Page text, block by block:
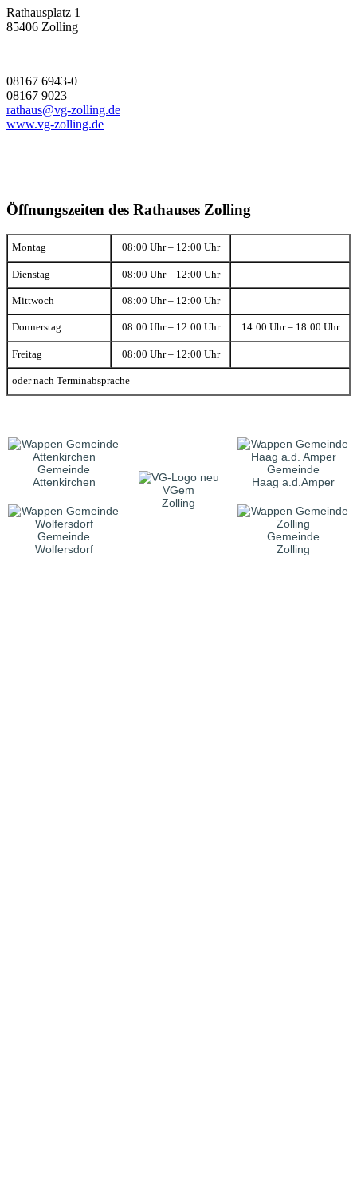
Rathausplatz 1
85406 Zolling
08167 6943-0
08167 9023
rathaus@vg-zolling.de
www.vg-zolling.de
Öffnungszeiten des Rathauses Zolling
Montag 08:00 Uhr – 12:00 Uhr
Dienstag 08:00 Uhr – 12:00 Uhr
Mittwoch 08:00 Uhr – 12:00 Uhr
Donnerstag 08:00 Uhr – 12:00 Uhr 14:00 Uhr – 18:00 Uhr
Freitag 08:00 Uhr – 12:00 Uhr
oder nach Terminabsprache
Gemeinde
Attenkirchen
VGem
Zolling
Gemeinde
Haag a.d.Amper
Gemeinde
Wolfersdorf
Gemeinde
Zolling